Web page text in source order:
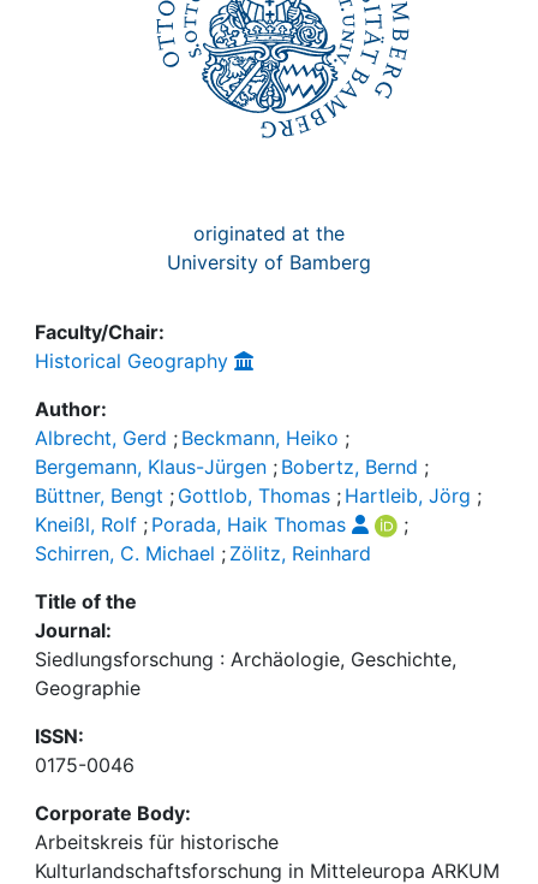
originated at the
University of Bamberg
Faculty/Chair:
Historical Geography
Author:
Albrecht, Gerd ; Beckmann, Heiko ;
Bergemann, Klaus-Jürgen ; Bobertz, Bernd ;
Büttner, Bengt ; Gottlob, Thomas ; Hartleib, Jörg ;
Kneißl, Rolf ; Porada, Haik Thomas
;
Schirren, C. Michael ; Zölitz, Reinhard
Title of the
Journal:
Siedlungsforschung : Archäologie, Geschichte,
Geographie
ISSN:
0175-0046
Corporate Body:
Arbeitskreis für historische
Kulturlandschaftsforschung in Mitteleuropa ARKUM